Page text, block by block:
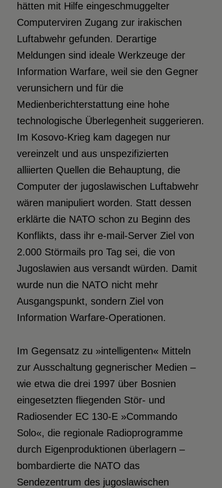
hätten mit Hilfe eingeschmuggelter
Computerviren Zugang zur irakischen
Luftabwehr gefunden. Derartige
Meldungen sind ideale Werkzeuge der
Information Warfare, weil sie den Gegner
verunsichern und für die
Medienberichterstattung eine hohe
technologische Überlegenheit suggerieren.
Im Kosovo-Krieg kam dagegen nur
vereinzelt und aus unspezifizierten
alliierten Quellen die Behauptung, die
Computer der jugoslawischen Luftabwehr
wären manipuliert worden. Statt dessen
erklärte die NATO schon zu Beginn des
Konflikts, dass ihr e-mail-Server Ziel von
2.000 Störmails pro Tag sei, die von
Jugoslawien aus versandt würden. Damit
wurde nun die NATO nicht mehr
Ausgangspunkt, sondern Ziel von
Information Warfare-Operationen.
Im Gegensatz zu »intelligenten« Mitteln
zur Ausschaltung gegnerischer Medien –
wie etwa die drei 1997 über Bosnien
eingesetzten fliegenden Stör- und
Radiosender EC 130-E »Commando
Solo«, die regionale Radioprogramme
durch Eigenproduktionen überlagern –
bombardierte die NATO das
Sendezentrum des jugoslawischen